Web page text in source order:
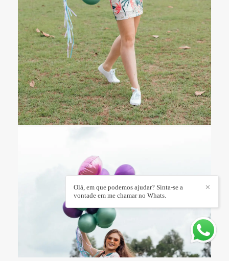
✕
Olá, em que podemos ajudar? Sinta-se a
vontade em me chamar no Whats.